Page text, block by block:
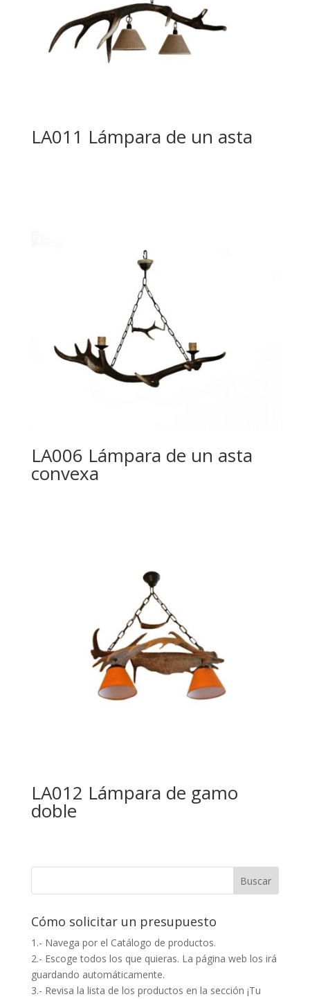
LA011 Lámpara de un asta
LA006 Lámpara de un asta
convexa
LA012 Lámpara de gamo
doble
Cómo solicitar un presupuesto
1.- Navega por el Catálogo de productos.
2.- Escoge todos los que quieras. La página web los irá
guardando automáticamente.
3.- Revisa la lista de los productos en la sección ¡Tu